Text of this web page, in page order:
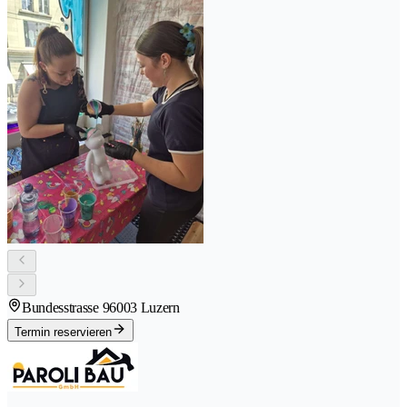
Bundesstrasse 96003 Luzern
Termin reservieren